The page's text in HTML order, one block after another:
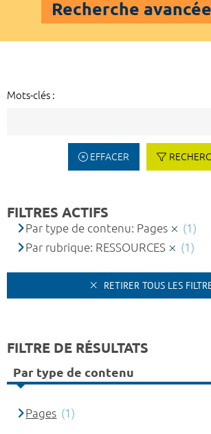
Recherche avancée
Mots-clés :
EFFACER
FILTRES ACTIFS
Par type de contenu: Pages
(1)
Par rubrique: RESSOURCES
(1)
RETIRER TOUS LES
FILTRE DE RÉSULTATS
Par type de contenu
Pages (1)